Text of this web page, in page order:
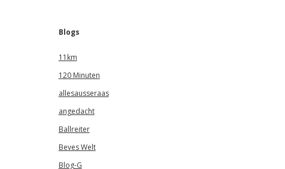
Blogs
11km
120 Minuten
allesausseraas
angedacht
Ballreiter
Beves Welt
Blog-G